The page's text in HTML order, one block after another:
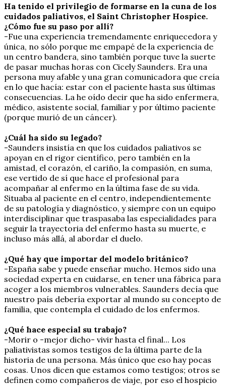
Ha tenido el privilegio de formarse en la cuna de los
cuidados paliativos, el Saint Christopher Hospice.
¿Cómo fue su paso por allí?
-Fue una experiencia tremendamente enriquecedora y
única, no sólo porque me empapé de la experiencia de
un centro bandera, sino también porque tuve la suerte
de pasar muchas horas con Cicely Saunders. Era una
persona muy afable y una gran comunicadora que creía
en lo que hacía: estar con el paciente hasta sus últimas
consecuencias. La he oído decir que ha sido enfermera,
médico, asistente social, familiar y por último paciente
(porque murió de un cáncer).
¿Cuál ha sido su legado?
-Saunders insistía en que los cuidados paliativos se
apoyan en el rigor científico, pero también en la
amistad, el corazón, el cariño, la compasión, en suma,
ese vertido de sí que hace el profesional para
acompañar al enfermo en la última fase de su vida.
Situaba al paciente en el centro, independientemente
de su patología y diagnóstico, y siempre con un equipo
interdisciplinar que traspasaba las especialidades para
seguir la trayectoria del enfermo hasta su muerte, e
incluso más allá, al abordar el duelo.
¿Qué hay que importar del modelo británico?
-España sabe y puede enseñar mucho. Hemos sido una
sociedad experta en cuidarse, en tener una fábrica para
acoger a los miembros vulnerables. Saunders decía que
nuestro país debería exportar al mundo su concepto de
familia, que contempla el cuidado de los enfermos.
¿Qué hace especial su trabajo?
-Morir o -mejor dicho- vivir hasta el final... Los
paliativistas somos testigos de la última parte de la
historia de una persona. Más único que eso hay pocas
cosas. Unos dicen que estamos como testigos; otros se
definen como compañeros de viaje, por eso el hospicio